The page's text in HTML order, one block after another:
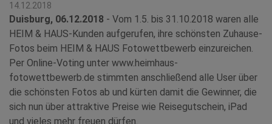
14.12.2018
Duisburg, 06.12.2018 - Vom 1.5. bis 31.10.2018 waren alle
HEIM & HAUS-Kunden aufgerufen, ihre schönsten Zuhause-
Fotos beim HEIM & HAUS Fotowettbewerb einzureichen.
Per Online-Voting unter www.heimhaus-
fotowettbewerb.de stimmten anschließend alle User über
die schönsten Fotos ab und kürten damit die Gewinner, die
sich nun über attraktive Preise wie Reisegutschein, iPad
und vieles mehr freuen dürfen.